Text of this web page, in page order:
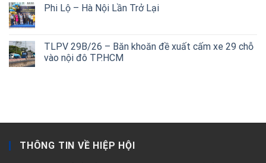
Phi Lộ – Hà Nội Lần Trở Lại
TLPV 29B/26 – Băn khoăn đề xuất cấm xe 29 chỗ
vào nội đô TP.HCM
THÔNG TIN VỀ HIỆP HỘI